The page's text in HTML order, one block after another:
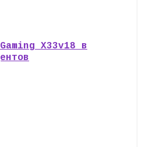
X33v18 в